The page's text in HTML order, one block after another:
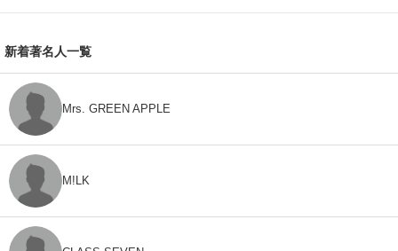
新着著名人一覧
Mrs. GREEN APPLE
M!LK